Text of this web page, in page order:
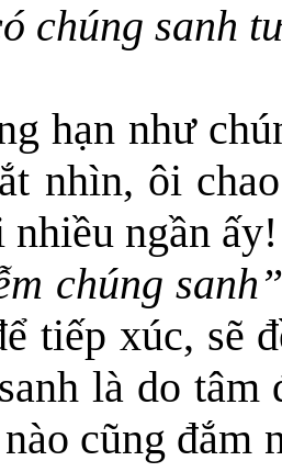
chúng sanh
hạn như
nhìn, ôi
nhiều ngần
chúng sanh”
tiếp xúc, sẽ
là do
cũng đắm